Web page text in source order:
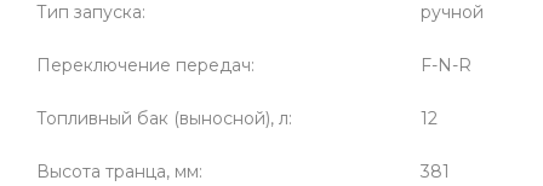
Тип запуска: ручной
Переключение передач: F-N-R
Топливный бак (выносной), л: 12
Высота транца, мм: 381